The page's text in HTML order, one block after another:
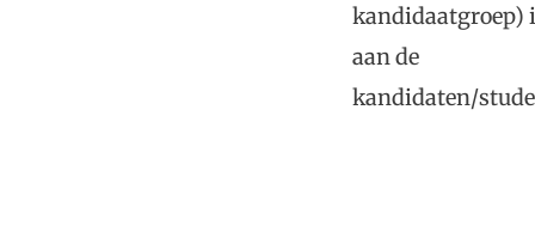
kandidaatgroep)
aan de
kandidaten/